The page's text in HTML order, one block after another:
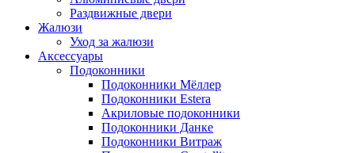
Раздвижные двери
Жалюзи
Уход за жалюзи
Аксессуары
Подоконники
Подоконники Мёллер
Подоконники Estera
Акриловые подоконники
Подоконники Данке
Подоконники Витраж